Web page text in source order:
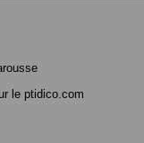
le ptidico.com